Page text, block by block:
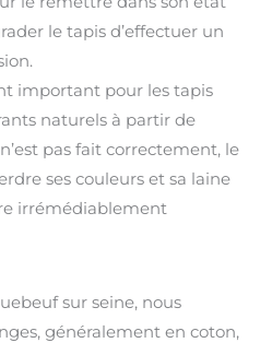
le tapis d’effectuer un
important pour les tapis
naturels à partir de
pas fait correctement, le
ses couleurs et sa laine
irrémédiablement
sur seine, nous
généralement en coton,